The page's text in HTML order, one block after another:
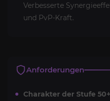
Verbesserte
und PvP-Kraft.
Anforderungen
Charakter der Stufe 50+